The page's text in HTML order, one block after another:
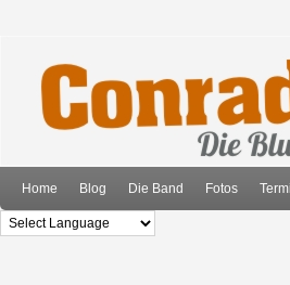
Home Blog Die Band Fotos